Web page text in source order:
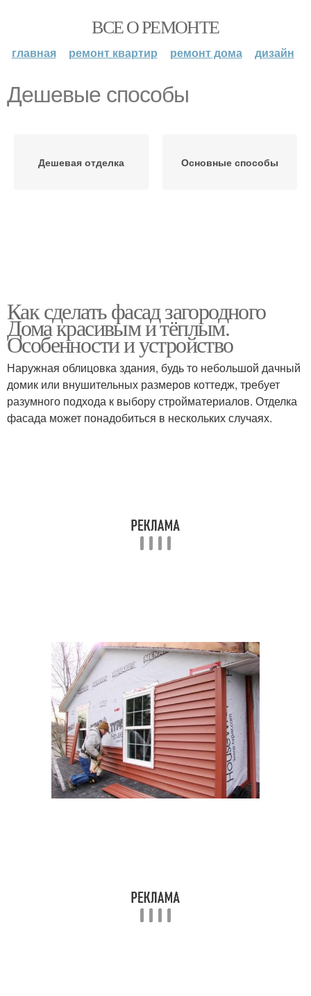
ВСЕ О РЕМОНТЕ
главная ремонт квартир ремонт дома дизайн
Дешевые способы
Дешевая отделка Основные способы
Как сделать фасад загородного
Дома красивым и тёплым.
Особенности и устройство
Наружная облицовка здания, будь то небольшой дачный
домик или внушительных размеров коттедж, требует
разумного подхода к выбору стройматериалов. Отделка
фасада может понадобиться в нескольких случаях.